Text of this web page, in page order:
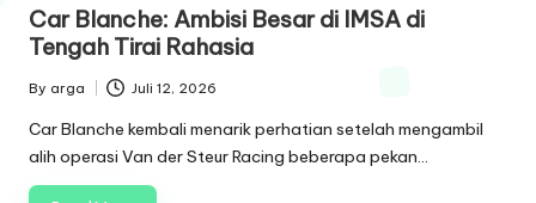
Car Blanche: Ambisi Besar di IMSA di
Tengah Tirai Rahasia
Posted
by
By arga Juli 12, 2026
Car Blanche kembali menarik perhatian setelah mengambil
alih operasi Van der Steur Racing beberapa pekan…